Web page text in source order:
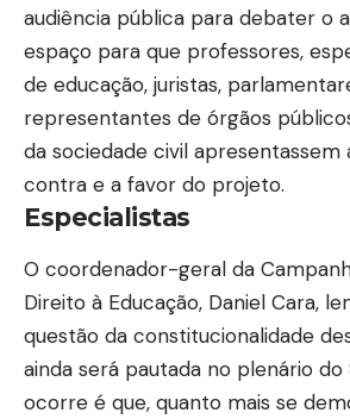
audiência pública para debater o
espaço para que professores,
de educação, juristas,
representantes de órgãos
da sociedade civil apresentassem
contra e a favor do projeto.
Especialistas
O coordenador-geral da
Direito à Educação, Daniel Cara,
questão da constitucionalidade
ainda será pautada no plenário do
ocorre é que, quanto mais se